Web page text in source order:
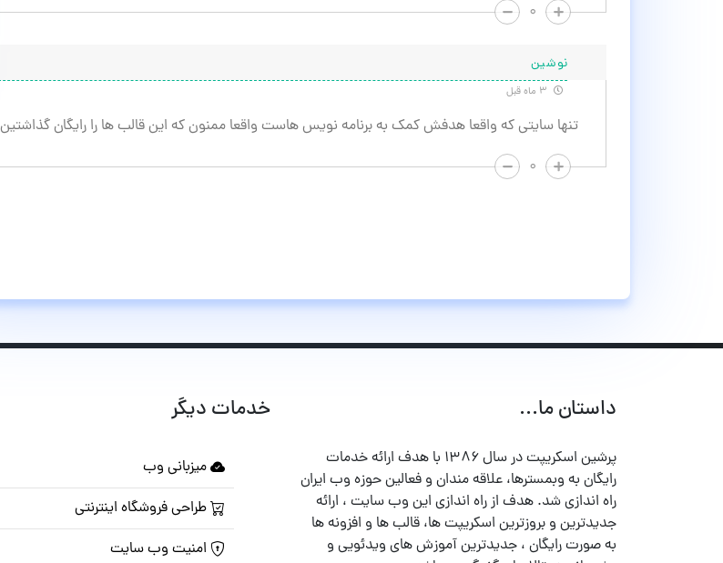
۰
نوشین
تنها سایتی که واقعا هدفش کمک به برنامه نویس هاست واقعا ممنون که این قالب ها را رایگان گذاشتین
۰
داستان ما...
پرشین اسکریپت در سال ۱۳۸۶ با هدف ارائه خدمات
رایگان به وبمسترها، علاقه مندان و فعالین حوزه وب ایران
راه اندازی شد. هدف از راه اندازی این وب سایت ، ارائه
جدیدترین و بروزترین اسکریپت ها، قالب ها و افزونه ها
به صورت رایگان ، جدیدترین آموزش های ویدئویی و
خدمات دیگر
میزبانی وب
طراحی فروشگاه اینترنتی
امنیت وب سایت